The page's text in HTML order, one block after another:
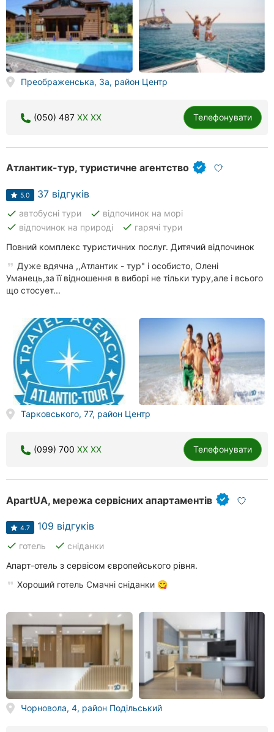
Преображенська, 3а, район Центр
(050) 487 XX XX Телефонувати
Атлантик-тур, туристичне агентство
5.0 37 відгуків
done автобусні тури done відпочинок на морі
done відпочинок на природі done гарячі тури
Повний комплекс туристичних послуг. Дитячий відпочинок
Дуже вдячна ,,Атлантик - тур" і особисто, Олені
Уманець,за її відношення в виборі не тільки туру,але і всього
що стосует...
Тарковського, 77, район Центр
(099) 700 XX XX Телефонувати
ApartUA, мережа сервісних апартаментів
4.7 109 відгуків
done готель done сніданки
Апарт-отель з сервісом європейського рівня.
Хороший готель Смачні сніданки 😋
Чорновола, 4, район Подільський